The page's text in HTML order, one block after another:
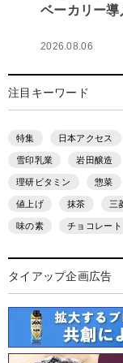
ベーカリー
2026.08.06
注目キーワード
特集 日本アクセス
雪印乳業 岩田醸造
理研ビタミン 惣菜
値上げ 抹茶 三
味の素 チョコレート
タイアップ企画広告